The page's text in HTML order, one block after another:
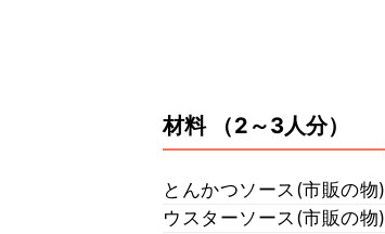
材料 （2～3人分）
とんかつソース(市販の物)
ウスターソース(市販の物)